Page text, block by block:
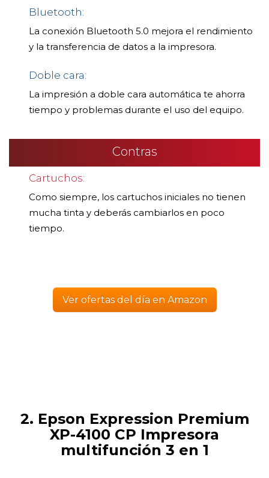
Bluetooth:
La conexión Bluetooth 5.0 mejora el rendimiento
y la transferencia de datos a la impresora.
Doble cara:
La impresión a doble cara automática te ahorra
tiempo y problemas durante el uso del equipo.
Contras
Cartuchos:
Como siempre, los cartuchos iniciales no tienen
mucha tinta y deberás cambiarlos en poco
tiempo.
Ver ofertas del día en Amazon
2. Epson Expression Premium
XP-4100 CP Impresora
multifunción 3 en 1